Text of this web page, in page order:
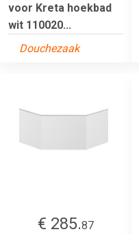
voor Kreta hoekbad
wit 110020...
Douchezaak
€ 285.87